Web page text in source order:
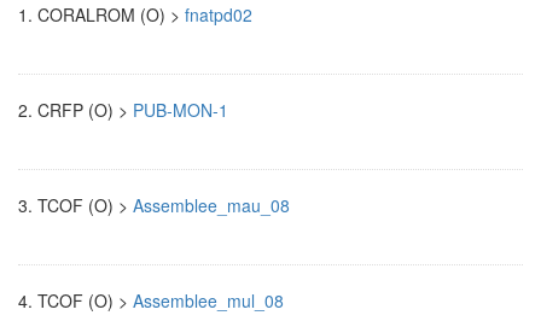
recherche
1. CORALROM (O) > fnatpd02
2. CRFP (O) > PUB-MON-1
3. TCOF (O) > Assemblee_mau_08
4. TCOF (O) > Assemblee_mul_08